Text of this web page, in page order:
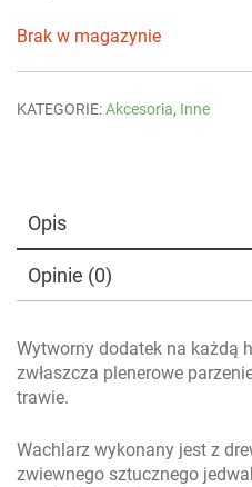
Brak w magazynie
KATEGORIE:Akcesoria, Inne
Opis
Opinie (0)
Wytworny dodatek na każdą
zwłaszcza plenerowe
trawie.
Wachlarz wykonany jest z
zwiewnego sztucznego